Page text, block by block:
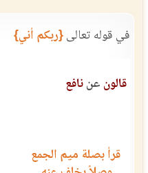
في قوله تعالى{ربكم أني}
قالون عننافع
قرأ بصلة ميم الجمع